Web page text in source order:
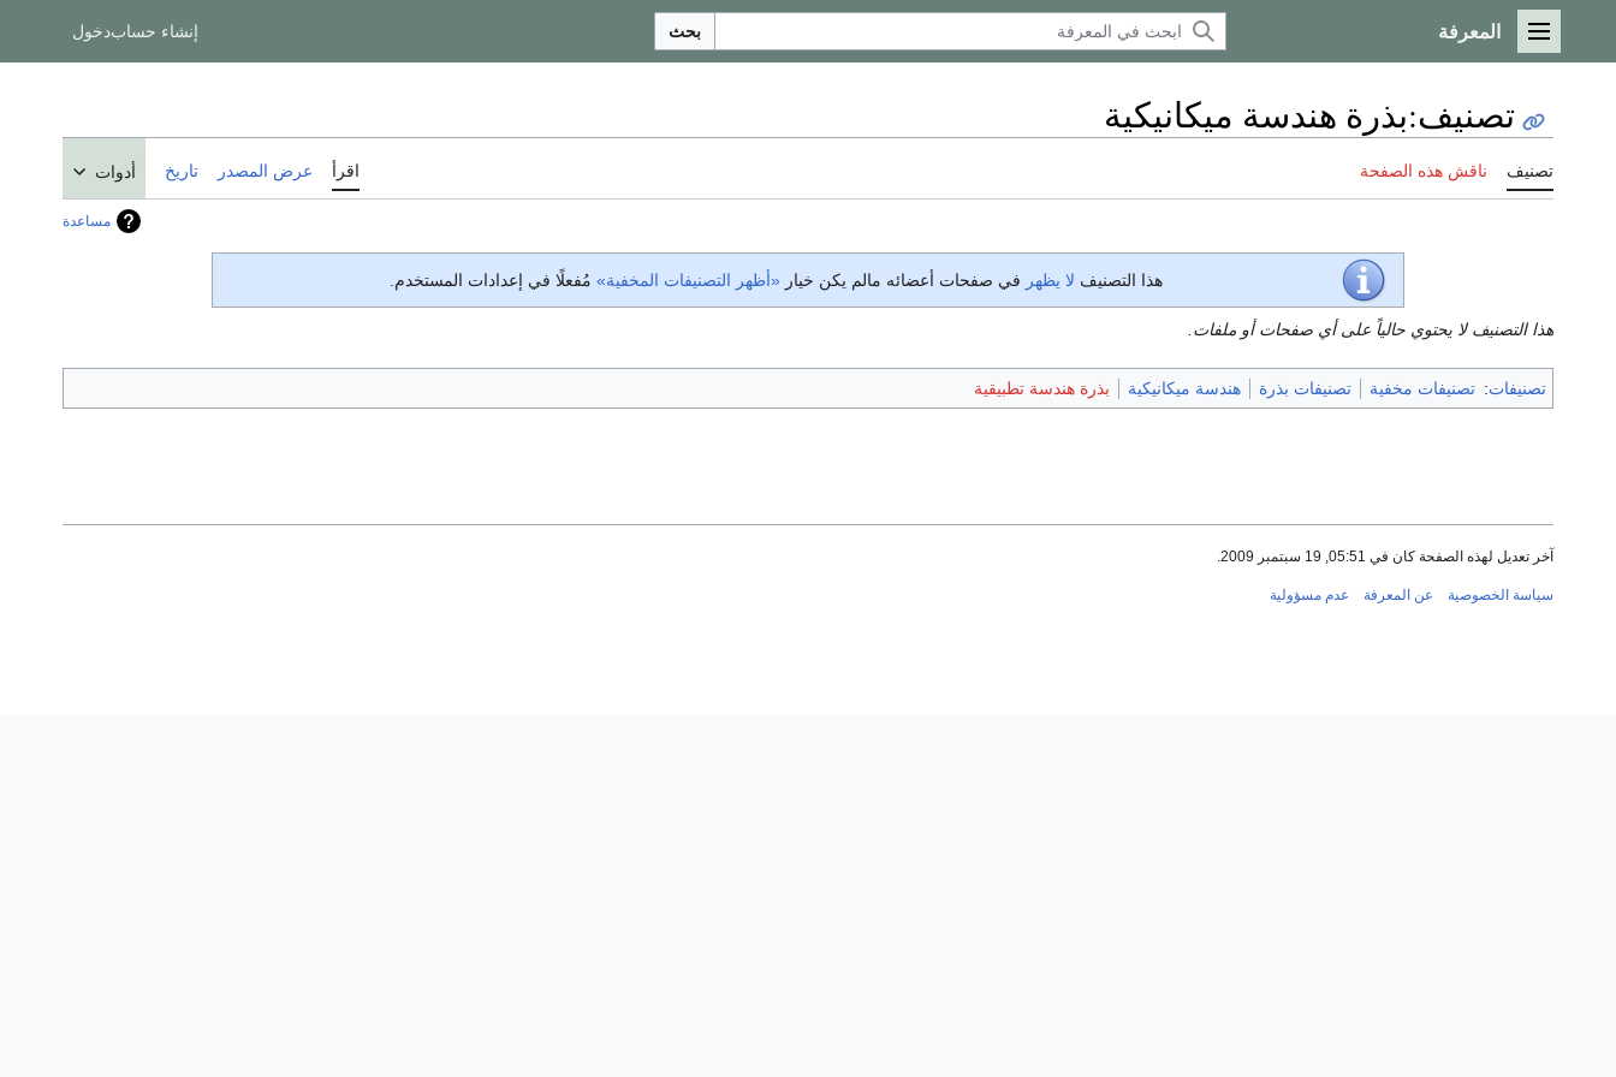
القائمة الرئيسية
المعرفة بحث إنشاء حسابدخول
تصنيف:بذرة هندسة ميكانيكية
تصنيف ناقش هذه الصفحة اقرأ عرض المصدر تاريخ أدوات
مساعدة
هذا التصنيف لا يظهر في صفحات أعضائه مالم يكن خيار «أظهر التصنيفات المخفية» مُفعلًا في إعدادات المستخدم.
هذا التصنيف لا يحتوي حالياً على أي صفحات أو ملفات.
تصنيفات: تصنيفات مخفية تصنيفات بذرة هندسة ميكانيكية بذرة هندسة تطبيقية
آخر تعديل لهذه الصفحة كان في 05:51, 19 سبتمبر 2009.
سياسة الخصوصية عن المعرفة عدم مسؤولية